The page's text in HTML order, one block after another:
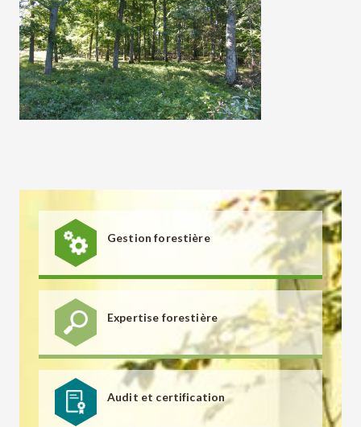
Gestion forestière
Expertise forestière
Audit et certification